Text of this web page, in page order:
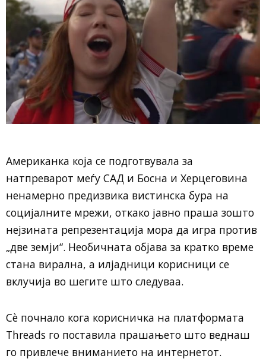
Американка која се подготвувала за
натпреварот меѓу САД и Босна и Херцеговина
ненамерно предизвика вистинска бура на
социјалните мрежи, откако јавно праша зошто
нејзината репрезентација мора да игра против
„две земји“. Необичната објава за кратко време
стана вирална, а илјадници корисници се
вклучија во шегите што следуваа.
Сè почнало кога корисничка на платформата
Threads го поставила прашањето што веднаш
го привлече вниманието на интернетот.